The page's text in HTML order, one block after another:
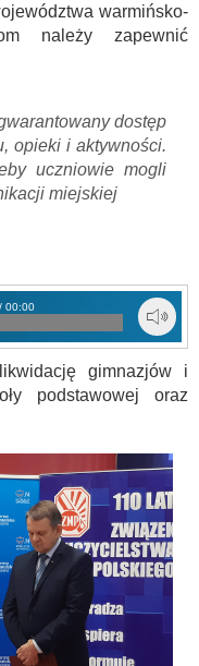
warmińsko-
należy zapewnić
dostęp
opieki i aktywności.
uczniowie mogli
miejskiej
00:00
gimnazjów i
podstawowej oraz